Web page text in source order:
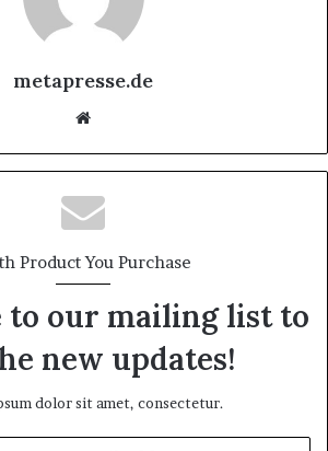
metapresse.de
b
s
i
e
Product You Purchase
to our mailing list to
new updates!
dolor sit amet, consectetur.